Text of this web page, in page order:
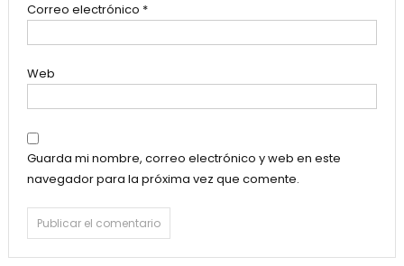
Correo electrónico *
Web
Guarda mi nombre, correo electrónico y web en este
navegador para la próxima vez que comente.